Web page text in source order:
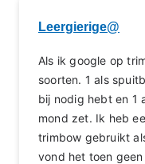
Leergierige@
Als ik google op
soorten. 1 als
bij nodig hebt en 1
mond zet. Ik heb
trimbow gebruikt
vond het toen